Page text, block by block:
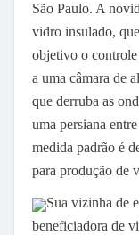
São Paulo. A
vidro insulado,
objetivo o
a uma câmara de
que derruba as
uma persiana
medida padrão é
para produção de
Sua vizinha de
beneficiadora de